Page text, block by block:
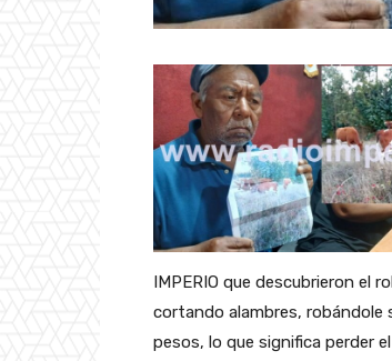
IMPERIO que descubrieron
cortando alambres, robándole
pesos, lo que significa perder